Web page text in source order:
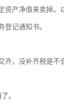
资产净值来卖掉。
登记通知书。
齐，没补齐税是不
。